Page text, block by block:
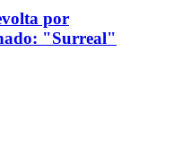
por
"Surreal"